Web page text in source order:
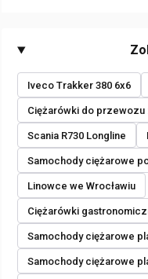
Iveco Trakker 380 6x6
Ciężarówki do przewozu
Scania R730 Longline
Samochody ciężarowe
Linowce we Wrocławiu
Ciężarówki
Samochody ciężarowe
Samochody ciężarowe